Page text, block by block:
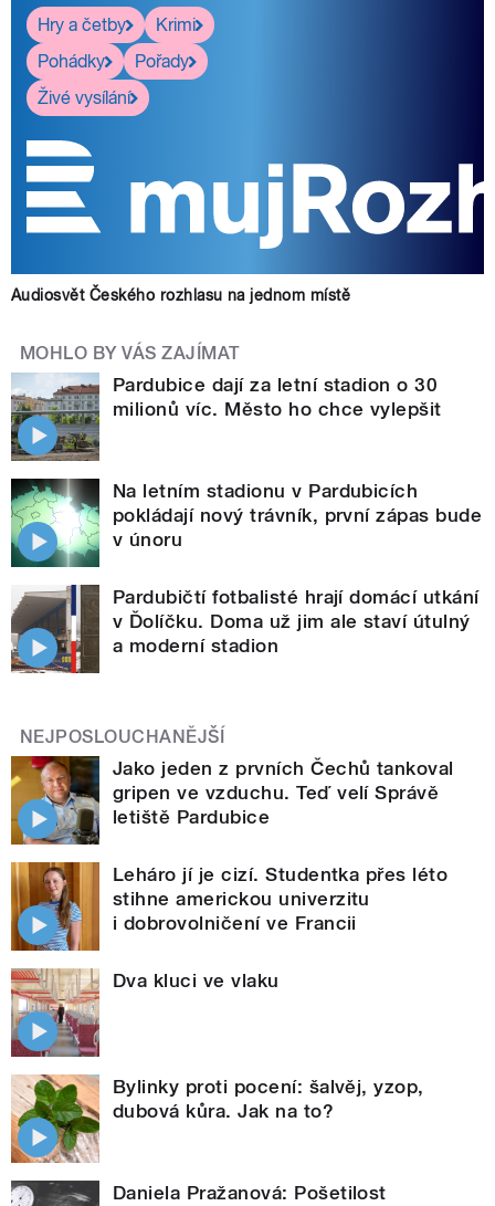
Hry a četby
Krimi
Pohádky
Pořady
Živé vysílání
Audiosvět Českého rozhlasu na jednom místě
MOHLO BY VÁS ZAJÍMAT
Pardubice dají za letní stadion o 30
milionů víc. Město ho chce vylepšit
Na letním stadionu v Pardubicích
pokládají nový trávník, první zápas bude
v únoru
Pardubičtí fotbalisté hrají domácí utkání
v Ďolíčku. Doma už jim ale staví útulný
a moderní stadion
NEJPOSLOUCHANĚJŠÍ
Jako jeden z prvních Čechů tankoval
gripen ve vzduchu. Teď velí Správě
letiště Pardubice
Leháro jí je cizí. Studentka přes léto
stihne americkou univerzitu
i dobrovolničení ve Francii
Dva kluci ve vlaku
Bylinky proti pocení: šalvěj, yzop,
dubová kůra. Jak na to?
Daniela Pražanová: Pošetilost